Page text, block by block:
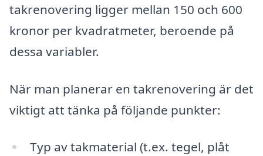
takrenovering ligger mellan 150 och 600
kronor per kvadratmeter, beroende på
dessa variabler.
När man planerar en takrenovering är det
viktigt att tänka på följande punkter:
Typ av takmaterial (t.ex. tegel, plåt